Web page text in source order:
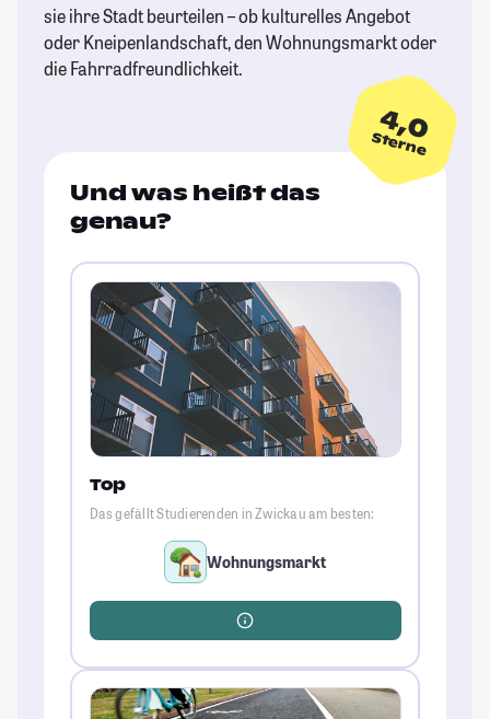
sie ihre Stadt beurteilen – ob kulturelles Angebot
oder Kneipenlandschaft, den Wohnungsmarkt oder
die Fahrradfreundlichkeit.
4,0
Sterne
Und was heißt das
genau?
Top
Das gefällt Studierenden in Zwickau am besten:
Wohnungsmarkt